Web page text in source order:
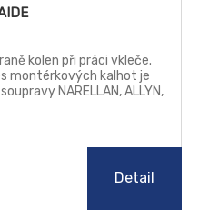
kolen při práci vkleče.
montérkových kalhot je
NARELLAN, ALLYN,
Detail